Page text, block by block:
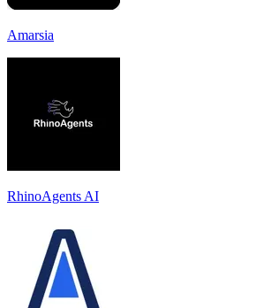
Amarsia
RhinoAgents AI